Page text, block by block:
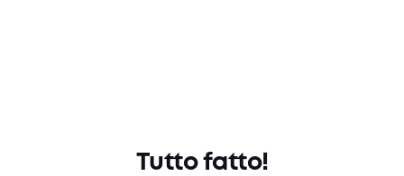
Tutto fatto!